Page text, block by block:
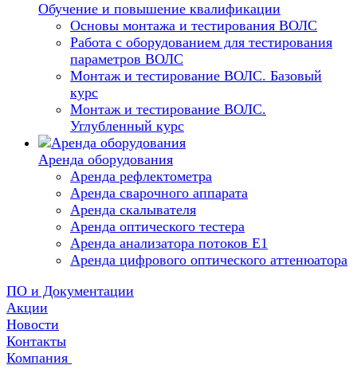
Обучение и повышение квалификации
Основы монтажа и тестирования ВОЛС
Работа с оборудованием для тестирования
параметров ВОЛС
Монтаж и тестирование ВОЛС. Базовый
курс
Монтаж и тестирование ВОЛС.
Углубленный курс
Аренда оборудования
Аренда рефлектометра
Аренда сварочного аппарата
Аренда скалывателя
Аренда оптического тестера
Аренда анализатора потоков Е1
Аренда цифрового оптического аттенюатора
ПО и Документации
Акции
Новости
Контакты
Компания